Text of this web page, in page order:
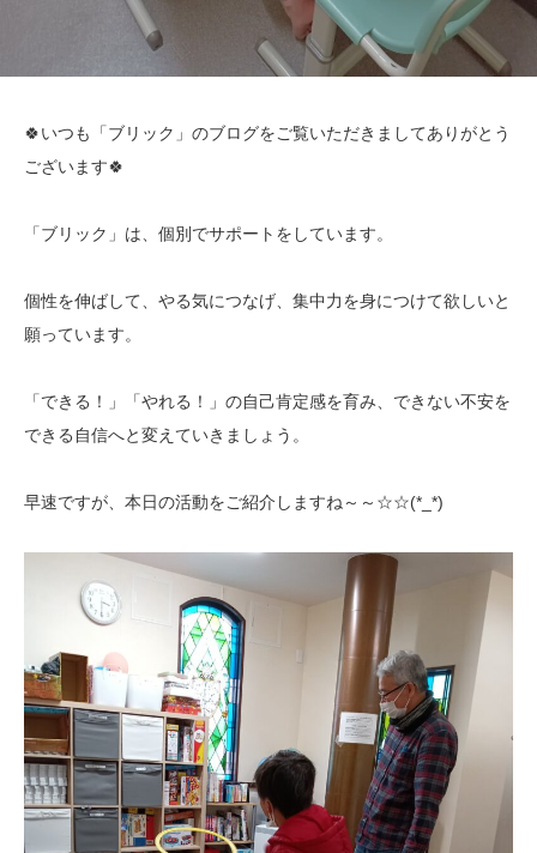
🍀いつも「ブリック」のブログをご覧いただきましてありがとう
ございます🍀
「ブリック」は、個別でサポートをしています。
個性を伸ばして、やる気につなげ、集中力を身につけて欲しいと
願っています。
「できる！」「やれる！」の自己肯定感を育み、できない不安を
できる自信へと変えていきましょう。
早速ですが、本日の活動をご紹介しますね～～☆☆(*_*)